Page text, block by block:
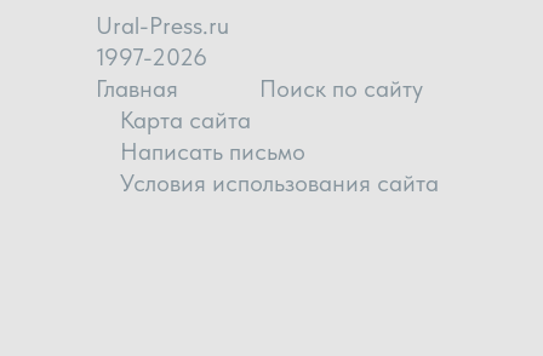
Ural-Press.ru
1997-2026
Главная
Поиск по сайту
Карта сайта
Написать письмо
Условия использования сайта